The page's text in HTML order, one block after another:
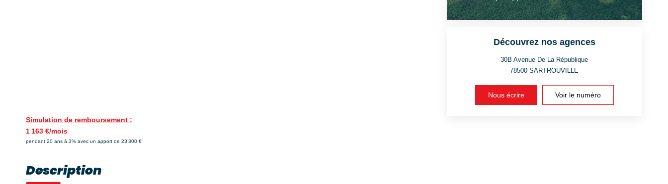
Simulation de remboursement :
1 163 €/mois
pendant 20 ans à 3% avec un apport de 23 300 €
Description
Découvrez nos agences
30B Avenue De La République
78500SARTROUVILLE
Nous écrire Voir le numéro